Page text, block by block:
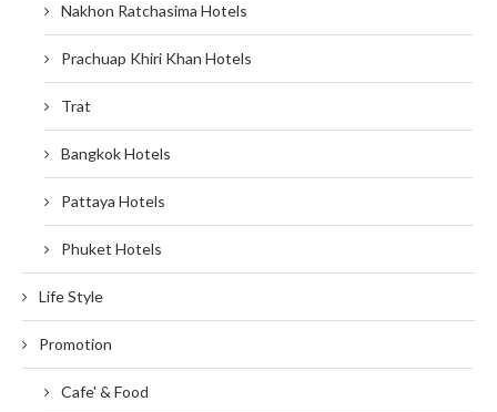
Nakhon Ratchasima Hotels
Prachuap Khiri Khan Hotels
Trat
Bangkok Hotels
Pattaya Hotels
Phuket Hotels
Life Style
Promotion
Cafe' & Food